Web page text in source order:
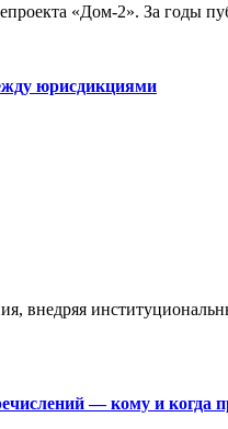
«Дом-2». За годы
юрисдикциями
внедряя
— кому и когда